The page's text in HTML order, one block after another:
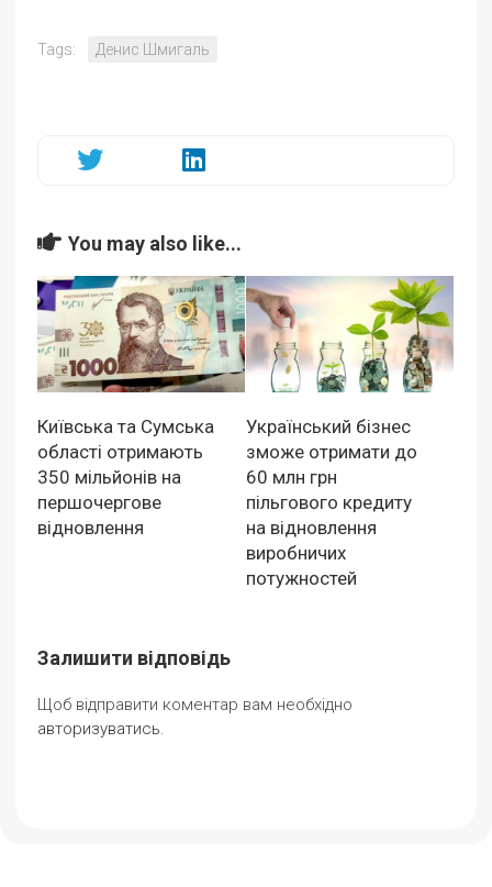
Tags: Денис Шмигаль
You may also like...
Київська та Сумська
області отримають
350 мільйонів на
першочергове
відновлення
Український бізнес
зможе отримати до
60 млн грн
пільгового кредиту
на відновлення
виробничих
потужностей
Залишити відповідь
Щоб відправити коментар вам необхідно
авторизуватись.